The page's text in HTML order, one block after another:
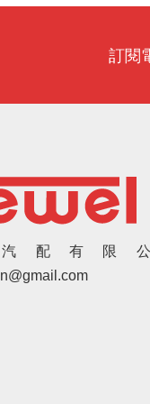
訂閱
配有限